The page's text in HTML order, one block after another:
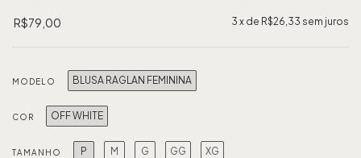
R$79,00 3 x de R$26,33 sem juros
MODELO BLUSA RAGLAN FEMININA
COR OFF WHITE
TAMANHO P M G GG XG